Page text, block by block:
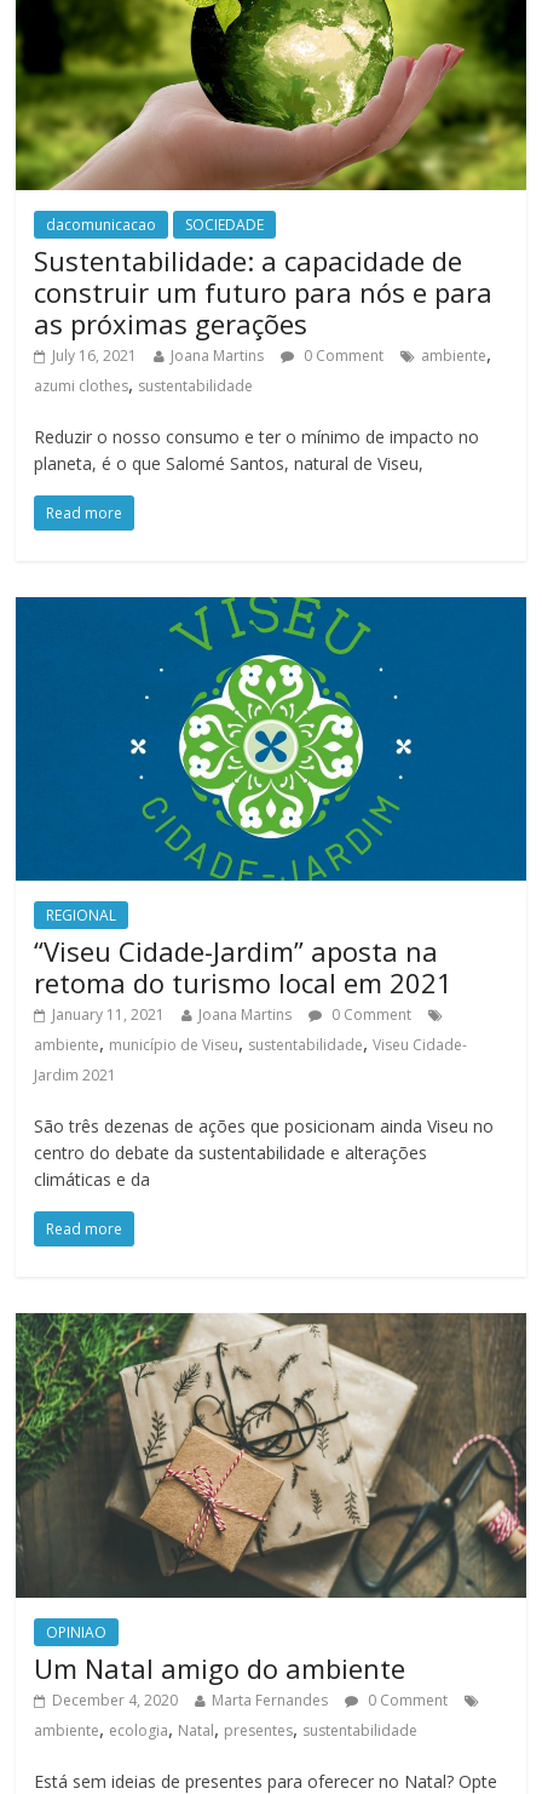
dacomunicacao SOCIEDADE
Sustentabilidade: a capacidade de
construir um futuro para nós e para
as próximas gerações
July 16, 2021 Joana Martins 0 Comment ambiente,
azumi clothes, sustentabilidade
Reduzir o nosso consumo e ter o mínimo de impacto no
planeta, é o que Salomé Santos, natural de Viseu,
Read more
REGIONAL
“Viseu Cidade-Jardim” aposta na
retoma do turismo local em 2021
January 11, 2021 Joana Martins
0 Comment
ambiente, município de Viseu, sustentabilidade,Viseu Cidade-
Jardim 2021
São três dezenas de ações que posicionam ainda Viseu no
centro do debate da sustentabilidade e alterações
climáticas e da
Read more
OPINIAO
Um Natal amigo do ambiente
December 4, 2020 Marta Fernandes
0 Comment
ambiente, ecologia, Natal, presentes, sustentabilidade
Está sem ideias de presentes para oferecer no Natal? Opte